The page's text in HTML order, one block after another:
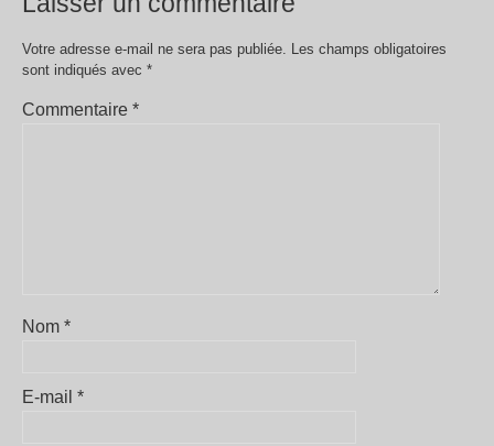
Votre adresse e-mail ne sera pas publiée. Les champs obligatoires
sont indiqués avec *
Commentaire *
Nom *
E-mail *